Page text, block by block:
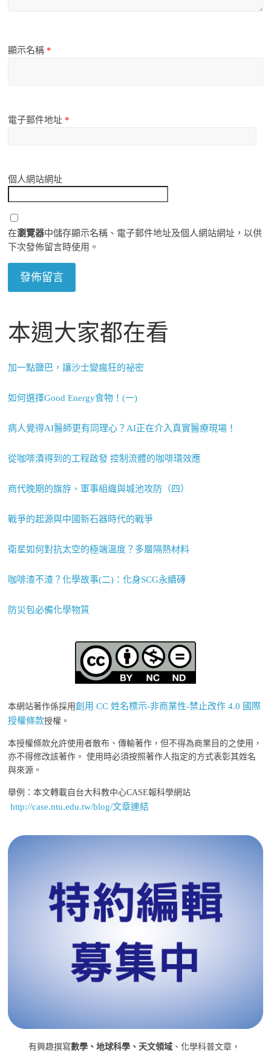
顯示名稱 *
電子郵件地址 *
個人網站網址
在瀏覽器中儲存顯示名稱、電子郵件地址及個人網站網址，以供
下次發佈留言時使用。
本週大家都在看
加一點鹽巴，讓沙士變瘋狂的祕密
如何選擇Good Energy食物！(一)
病人覺得AI醫師更有同理心？AI正在介入真實醫療現場！
從咖啡漬得到的工程啟發 控制流體的咖啡環效應
商代晚期的旗斿、軍事組織與城池攻防（四）
戰爭的起源與中國新石器時代的戰爭
衛星如何對抗太空的極端溫度？多層隔熱材料
咖啡渣不渣？化學故事(二)：化身SCG永續磚
防災包必備化學物質
本網站著作係採用創用 CC 姓名標示-非商業性-禁止改作 4.0 國際
授權條款授權。
本授權條款允許使用者散布、傳輸著作，但不得為商業目的之使用，
亦不得修改該著作。 使用時必須按照著作人指定的方式表彰其姓名
與來源。
舉例：本文轉載自台大科教中心CASE報科學網站
http://case.ntu.edu.tw/blog/文章連結
有興趣撰寫數學、地球科學、天文領域 、化學科普文章，